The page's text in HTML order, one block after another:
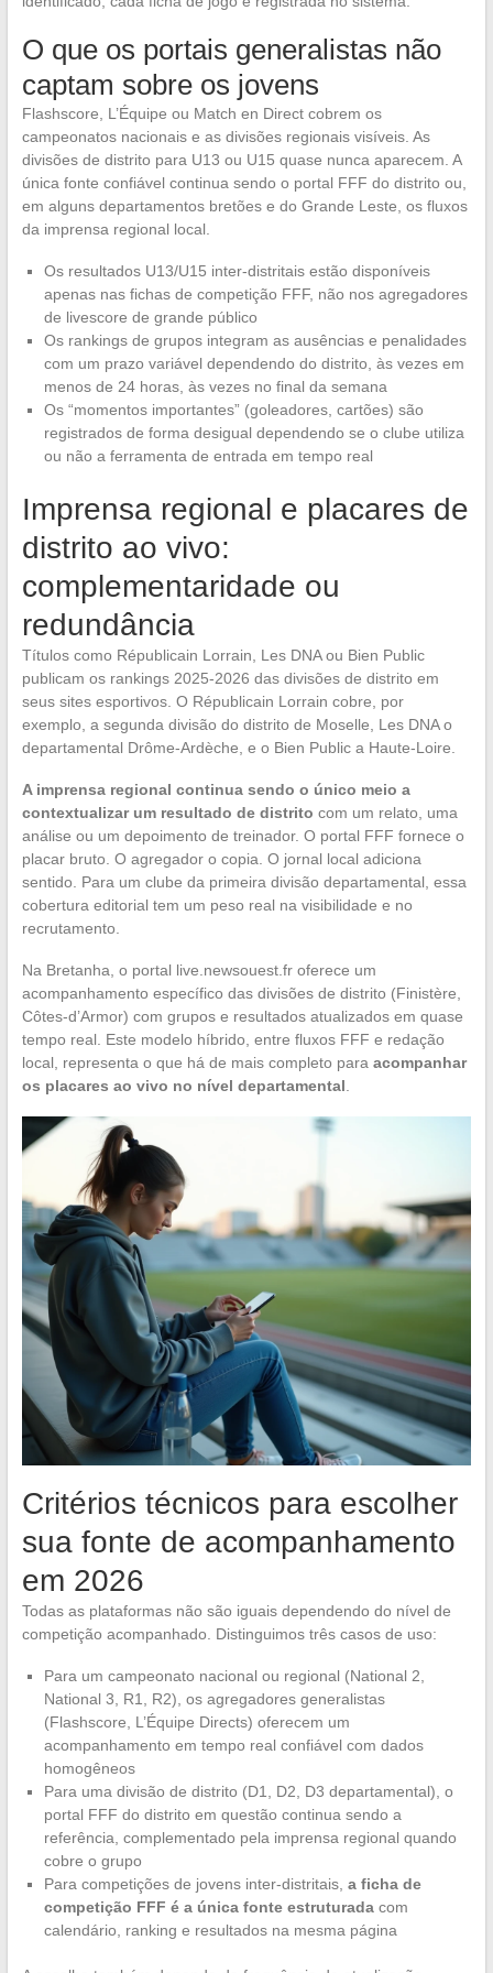
O que os portais generalistas não
captam sobre os jovens
Flashscore, L’Équipe ou Match en Direct cobrem os
campeonatos nacionais e as divisões regionais visíveis. As
divisões de distrito para U13 ou U15 quase nunca aparecem. A
única fonte confiável continua sendo o portal FFF do distrito ou,
em alguns departamentos bretões e do Grande Leste, os fluxos
da imprensa regional local.
Os resultados U13/U15 inter-distritais estão disponíveis
apenas nas fichas de competição FFF, não nos agregadores
de livescore de grande público
Os rankings de grupos integram as ausências e penalidades
com um prazo variável dependendo do distrito, às vezes em
menos de 24 horas, às vezes no final da semana
Os “momentos importantes” (goleadores, cartões) são
registrados de forma desigual dependendo se o clube utiliza
ou não a ferramenta de entrada em tempo real
Imprensa regional e placares de
distrito ao vivo:
complementaridade ou
redundância
Títulos como Républicain Lorrain, Les DNA ou Bien Public
publicam os rankings 2025-2026 das divisões de distrito em
seus sites esportivos. O Républicain Lorrain cobre, por
exemplo, a segunda divisão do distrito de Moselle, Les DNA o
departamental Drôme-Ardèche, e o Bien Public a Haute-Loire.
A imprensa regional continua sendo o único meio a
contextualizar um resultado de distrito com um relato, uma
análise ou um depoimento de treinador. O portal FFF fornece o
placar bruto. O agregador o copia. O jornal local adiciona
sentido. Para um clube da primeira divisão departamental, essa
cobertura editorial tem um peso real na visibilidade e no
recrutamento.
Na Bretanha, o portal live.newsouest.fr oferece um
acompanhamento específico das divisões de distrito (Finistère,
Côtes-d’Armor) com grupos e resultados atualizados em quase
tempo real. Este modelo híbrido, entre fluxos FFF e redação
local, representa o que há de mais completo para acompanhar
os placares ao vivo no nível departamental
Critérios técnicos para escolher
sua fonte de acompanhamento
em 2026
Todas as plataformas não são iguais dependendo do nível de
competição acompanhado. Distinguimos três casos de uso:
Para um campeonato nacional ou regional (National 2,
National 3, R1, R2), os agregadores generalistas
(Flashscore, L’Équipe Directs) oferecem um
acompanhamento em tempo real confiável com dados
homogêneos
Para uma divisão de distrito (D1, D2, D3 departamental), o
portal FFF do distrito em questão continua sendo a
referência, complementado pela imprensa regional quando
cobre o grupo
Para competições de jovens inter-distritais, a ficha de
competição FFF é a única fonte estruturadacom
calendário, ranking e resultados na mesma página